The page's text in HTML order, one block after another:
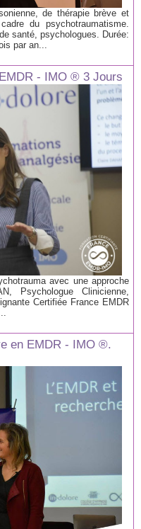
de thérapie brève et
du psychotraumatisme.
santé, psychologues. Durée:
par an...
- IMO ® 3 Jours
avec une approche
Psychologue Clinicienne,
Certifiée France EMDR
en EMDR - IMO ®.